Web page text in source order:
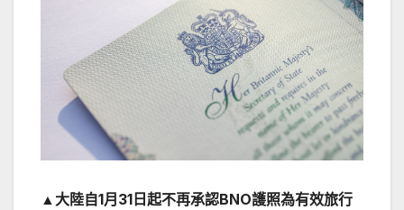
▲大陸自1月31日起不再承認BNO護照為有效旅行